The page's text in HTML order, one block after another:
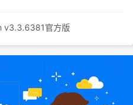
v3.3.6381官方版